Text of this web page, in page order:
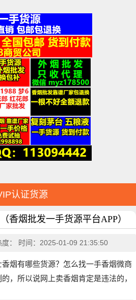
认证货源
香烟批发一手货源平台APP）
： 时间： 2025-01-09 21:35:50
烟有哪些货源？怎么找一手香烟微商
，所以说网上卖香烟肯定是违法的，